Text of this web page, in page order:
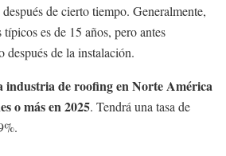
de cierto tiempo. Generalmente,
es de 15 años, pero antes
después de la instalación.
industria de roofing en Norte América
o más en 2025. Tendrá una tasa de